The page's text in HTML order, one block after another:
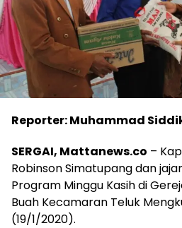
Reporter: Muhammad
SERGAI, Mattanews.co –
Robinson Simatupang dan
Program Minggu Kasih di
Buah Kecamaran Teluk
(19/1/2020).